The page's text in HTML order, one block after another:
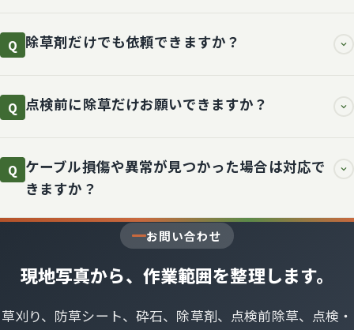
Q 除草剤だけでも依頼できますか？
Q 点検前に除草だけお願いできますか？
Q ケーブル損傷や異常が見つかった場合は対応で
きますか？
お問い合わせ
現地写真から、作業範囲を整理します。
草刈り、防草シート、砕石、除草剤、点検前除草、点検・